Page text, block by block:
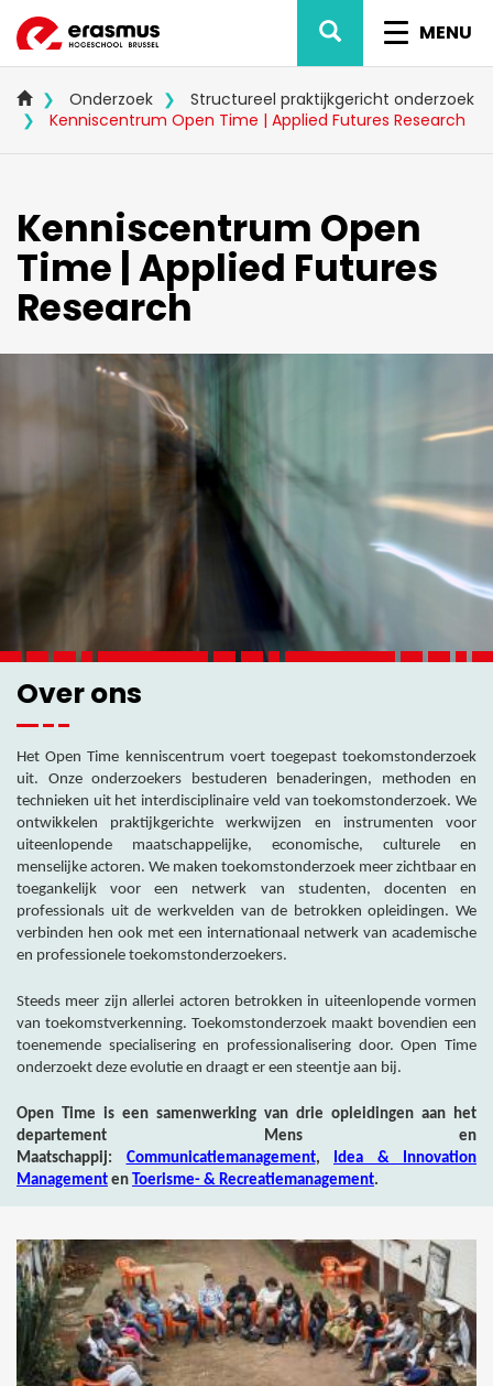
en
naar
de
inhoud
gaan
MENU
ZOEK
Onderzoek
Structureel praktijkgericht onderzoek
Kenniscentrum Open Time | Applied Futures Research
Kenniscentrum Open
Time | Applied Futures
Research
Over ons
Het Open Time kenniscentrum voert toegepast toekomstonderzoek
uit. Onze onderzoekers bestuderen benaderingen, methoden en
technieken uit het interdisciplinaire veld van toekomstonderzoek. We
ontwikkelen praktijkgerichte werkwijzen en instrumenten voor
uiteenlopende maatschappelijke, economische, culturele en
menselijke actoren. We maken toekomstonderzoek meer zichtbaar en
toegankelijk voor een netwerk van studenten, docenten en
professionals uit de werkvelden van de betrokken opleidingen. We
verbinden hen ook met een internationaal netwerk van academische
en professionele toekomstonderzoekers.
Steeds meer zijn allerlei actoren betrokken in uiteenlopende vormen
van toekomstverkenning. Toekomstonderzoek maakt bovendien een
toenemende specialisering en professionalisering door. Open Time
onderzoekt deze evolutie en draagt er een steentje aan bij.
Open Time is een samenwerking van drie opleidingen aan het
departement Mens en
Maatschappij: Communicatiemanagement, Idea & Innovation
Management en Toerisme- & Recreatiemanagement.